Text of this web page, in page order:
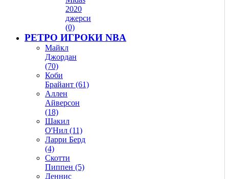
2020
джерси
(0)
РЕТРО ИГРОКИ NBA
Майкл
Джордан
(70)
Коби
Брайант (61)
Аллен
Айверсон
(18)
Шакил
О'Нил (11)
Ларри Берд
(4)
Скотти
Пиппен (5)
Деннис